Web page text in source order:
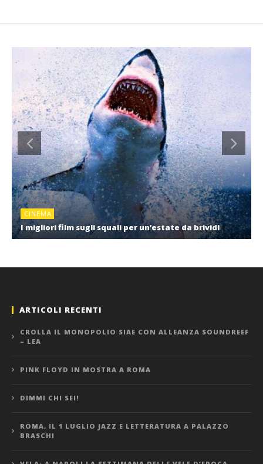
CINEMA
I migliori film sugli squali per un’estate da brividi
ARTICOLI RECENTI
CROLLA IL MONOPOLIO SIAE CON ALLEANZA SOUNDREEF
– LEA
PINK FLOYD IN MOSTRA A ROMA
DIMMI CHI SEI!
ROMA, IL 1 LUGLIO JAZZ E LETTERATURA A PALAZZO
BRASCHI